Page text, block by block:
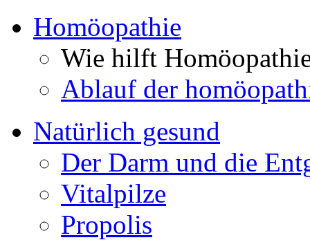
Homöopathie
Wie hilft
Ablauf der
Natürlich gesund
Der Darm und die
Vitalpilze
Propolis